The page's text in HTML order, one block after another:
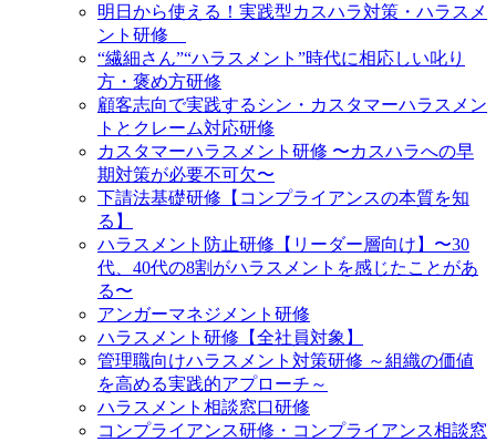
明日から使える！実践型カスハラ対策・ハラスメ
ント研修
“繊細さん”“ハラスメント”時代に相応しい叱り
方・褒め方研修
顧客志向で実践するシン・カスタマーハラスメン
トとクレーム対応研修
カスタマーハラスメント研修 〜カスハラへの早
期対策が必要不可欠〜
下請法基礎研修【コンプライアンスの本質を知
る】
ハラスメント防止研修【リーダー層向け】〜30
代、40代の8割がハラスメントを感じたことがあ
る〜
アンガーマネジメント研修
ハラスメント研修【全社員対象】
管理職向けハラスメント対策研修 ～組織の価値
を高める実践的アプローチ～
ハラスメント相談窓口研修
コンプライアンス研修・コンプライアンス相談窓